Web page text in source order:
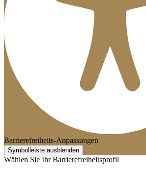
Barrierefreiheits-Anpassungen
Symbolleiste ausblenden
Wählen Sie Ihr Barrierefreiheitsprofil